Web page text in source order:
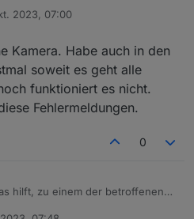
selbstständig gefunden und
eingefügt hat?
auf Fehlersuche....
2023, 07:00
Kamera. Habe auch in den
soweit es geht alle
funktioniert es nicht.
Fehlermeldungen.
0
hilft, zu einem der betroffenen